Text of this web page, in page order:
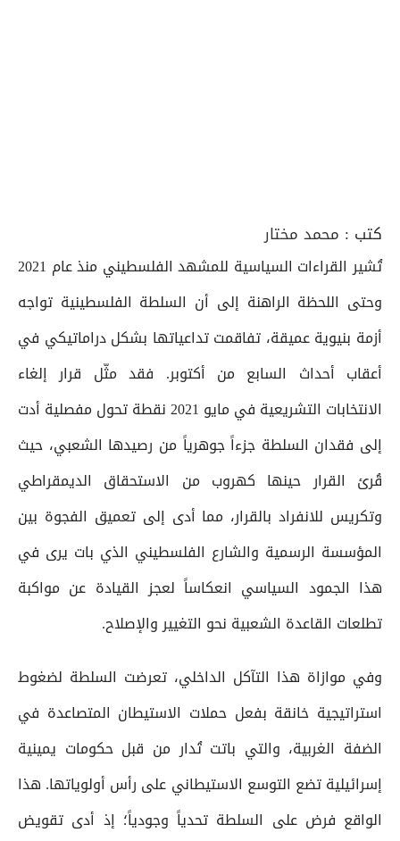
كتب : محمد مختار
تُشير القراءات السياسية للمشهد الفلسطيني منذ عام 2021
وحتى اللحظة الراهنة إلى أن السلطة الفلسطينية تواجه
أزمة بنيوية عميقة، تفاقمت تداعياتها بشكل دراماتيكي في
أعقاب أحداث السابع من أكتوبر. فقد مثّل قرار إلغاء
الانتخابات التشريعية في مايو 2021 نقطة تحول مفصلية أدت
إلى فقدان السلطة جزءاً جوهرياً من رصيدها الشعبي، حيث
قُرئ القرار حينها كهروب من الاستحقاق الديمقراطي
وتكريس للانفراد بالقرار، مما أدى إلى تعميق الفجوة بين
المؤسسة الرسمية والشارع الفلسطيني الذي بات يرى في
هذا الجمود السياسي انعكاساً لعجز القيادة عن مواكبة
تطلعات القاعدة الشعبية نحو التغيير والإصلاح.
وفي موازاة هذا التآكل الداخلي، تعرضت السلطة لضغوط
استراتيجية خانقة بفعل حملات الاستيطان المتصاعدة في
الضفة الغربية، والتي باتت تُدار من قبل حكومات يمينية
إسرائيلية تضع التوسع الاستيطاني على رأس أولوياتها. هذا
الواقع فرض على السلطة تحدياً وجودياً؛ إذ أدى تقويض